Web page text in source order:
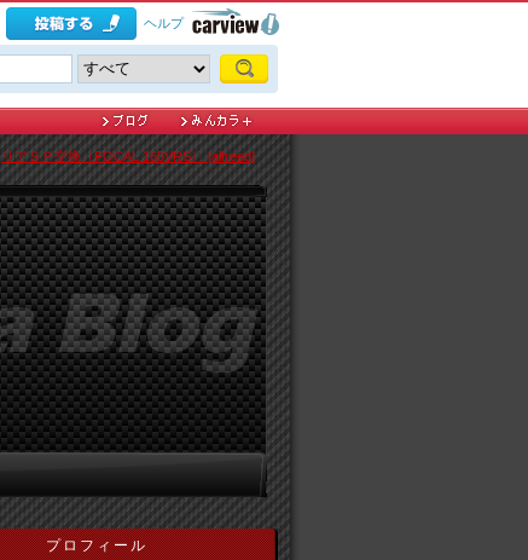
ヘルプ
リアＳＰ交換（FOCAL 165VRS） [alfreed]
プロフィール